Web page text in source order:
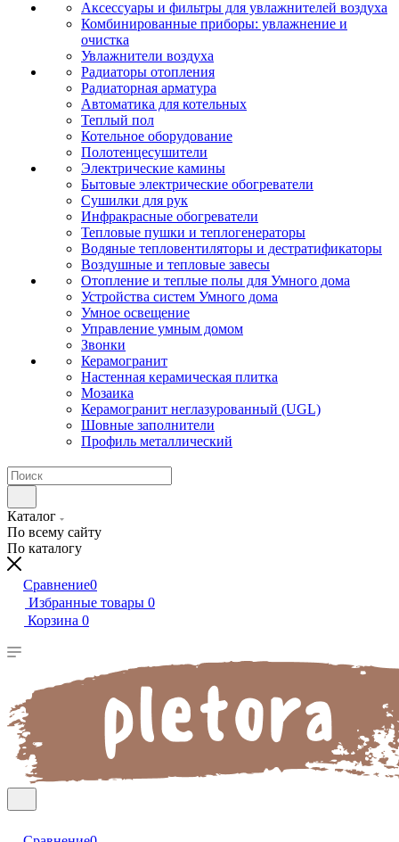
Аксессуары и фильтры для увлажнителей воздуха
Комбинированные приборы: увлажнение и
очистка
Увлажнители воздуха
Радиаторы отопления
Радиаторная арматура
Автоматика для котельных
Теплый пол
Котельное оборудование
Полотенцесушители
Электрические камины
Бытовые электрические обогреватели
Сушилки для рук
Инфракрасные обогреватели
Тепловые пушки и теплогенераторы
Водяные тепловентиляторы и дестратификаторы
Воздушные и тепловые завесы
Отопление и теплые полы для Умного дома
Устройства систем Умного дома
Умное освещение
Управление умным домом
Звонки
Керамогранит
Настенная керамическая плитка
Мозаика
Керамогранит неглазурованный (UGL)
Шовные заполнители
Профиль металлический
Каталог
По всему сайту
По каталогу
Сравнение0
Избранные товары 0
Корзина 0